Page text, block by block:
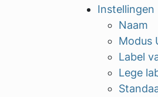
Instellingen
Naam
Modus
Label
Lege